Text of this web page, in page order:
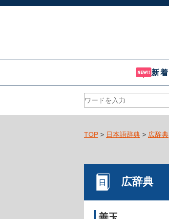
新着
TOP > 日本語辞典 > 広辞典
広辞典